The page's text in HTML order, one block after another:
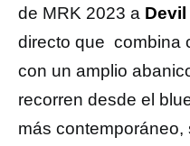
de MRK 2023 a
directo que combina
con un amplio
recorren desde el
más contemporáneo,